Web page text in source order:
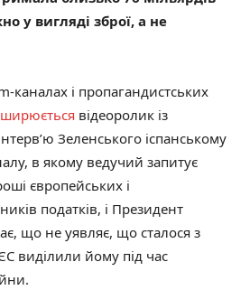
у вигляді зброї, а не
каналах і пропагандистських
відеоролик із
Зеленського іспанському
в якому ведучий запитує
європейських і
податків, і Президент
що не уявляє, що сталося з
виділили йому під час